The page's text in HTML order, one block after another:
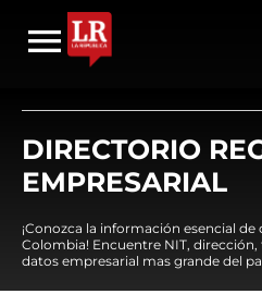
DIRECTORIO
EMPRESARIAL
¡Conozca la información esencial
Colombia! Encuentre NIT, dirección,
datos empresarial mas grande del